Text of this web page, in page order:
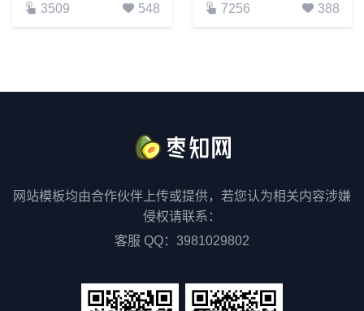
3509 548 7256 388
网站模板均由合作伙伴上传或提供，若您认为相关内容涉嫌
侵权请联系：
客服 QQ：3981029802